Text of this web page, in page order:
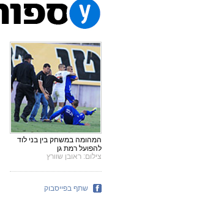
המהומה במשחק בין בני לוד
להפועל רמת גן
צילום: ראובן שוורץ
שתף בפייסבוק